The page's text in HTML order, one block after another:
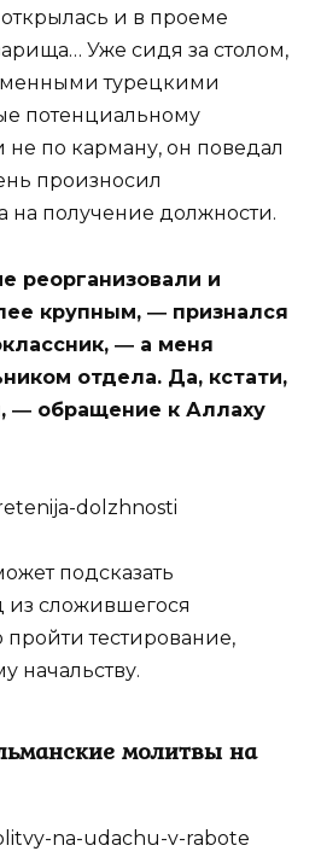
и в проеме
Уже сидя за столом,
турецкими
потенциальному
не по карману, он поведал
произносил
на получение должности.
реорганизовали и
крупным, ― признался
― а меня
отдела. Да, кстати,
― обращение к Аллаху
подсказать
сложившегося
тестирование,
начальству.
молитвы на